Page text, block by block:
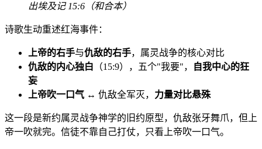
出埃及记 15:6（和合本）
诗歌生动重述红海事件：
上帝的右手与仇敌的右手，属灵战争的核心对比
仇敌的内心独白 （15:9），五个"我要"，
自我中心的狂
妄
上帝吹一口气 ↔ 仇敌全军灭， 力量对比悬殊
这一段是新约属灵战争神学的旧约原型，仇敌张牙舞爪，但上
帝一吹就完。信徒不靠自己打仗，只看上帝吹一口气。